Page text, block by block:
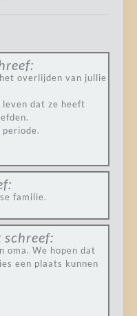
overlijden van jullie
leven dat ze heeft
familie.
schreef:
oma. We hopen dat
een plaats kunnen